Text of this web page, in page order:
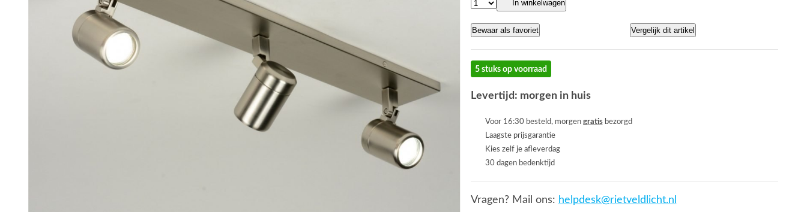
In winkelwagen
Bewaar als favoriet Vergelijk dit artikel
5 stuks op voorraad
Levertijd: morgen in huis
Voor 16:30 besteld, morgen gratisbezorgd
Laagste prijsgarantie
Kies zelf je afleverdag
30 dagen bedenktijd
Vragen? Mail ons: helpdesk@rietveldlicht.nl